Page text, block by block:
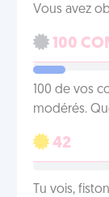
Vous avez
100
100 de vos
modérés.
42
Tu vois,